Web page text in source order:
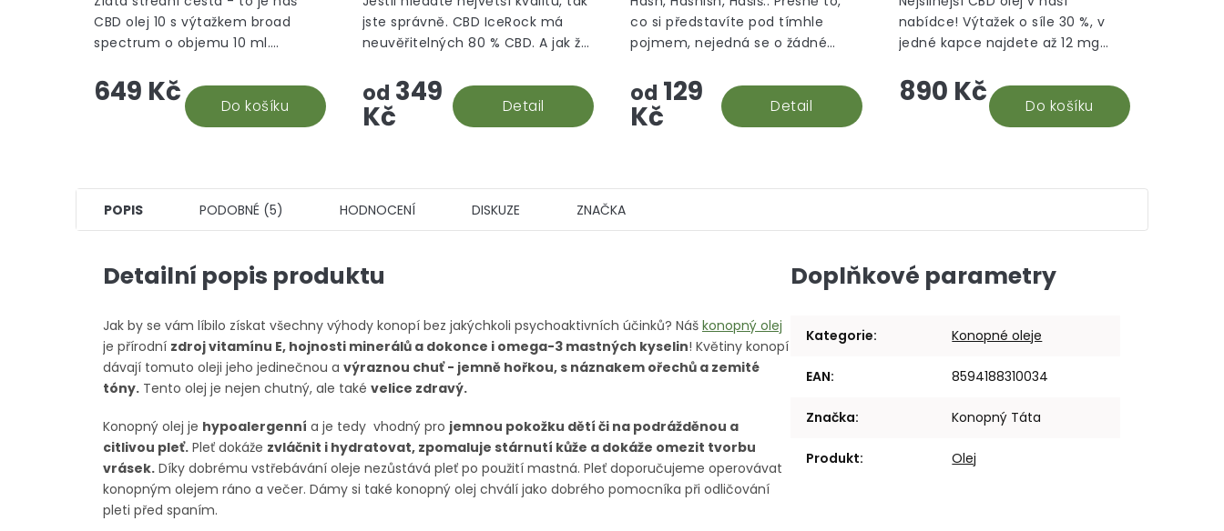
649 Kč Do košíku
CBD olej 10 s výtažkem broad
spectrum o objemu 10 ml.
stravy, který vám efektivně
pomůže. Snadná aplikace a...
hvězdiček.
od 349
Kč Detail
jste správně. CBD IceRock má
neuvěřitelných 80 % CBD. A jak že
ponoří do konopného extraktu,
který se následně...
hvězdiček.
od 129
Kč Detail
co si představíte pod tímhle
pojmem, nejedná se o žádné
prostě hašiš v jeho CBD podobě.
890 Kč Do košíku
nabídce! Výtažek o síle 30 %, v
jedné kapce najdete až 12 mg
stálých odběratelů 30% CBD oleje,
vyhodnocujeme tento...
POPIS PODOBNÉ (5) HODNOCENÍ DISKUZE ZNAČKA
Detailní popis produktu
Jak by se vám líbilo získat všechny výhody konopí bez jakýchkoli psychoaktivních účinků? Náš konopný olej
je přírodní zdroj vitamínu E, hojnosti minerálů a dokonce i omega-3 mastných kyselin! Květiny konopí
dávají tomuto oleji jeho jedinečnou a výraznou chuť - jemně hořkou, s náznakem ořechů a zemité
tóny. Tento olej je nejen chutný, ale také velice zdravý.
Konopný olej je hypoalergenní a je tedy vhodný pro jemnou pokožku dětí či na podrážděnou a
citlivou pleť. Pleť dokáže zvláčnit i hydratovat, zpomaluje stárnutí kůže a dokáže omezit tvorbu
vrásek. Díky dobrému vstřebávání oleje nezůstává pleť po použití mastná. Pleť doporučujeme operovávat
konopným olejem ráno a večer. Dámy si také konopný olej chválí jako dobrého pomocníka při odličování
pleti před spaním.
Doplňkové parametry
Kategorie: Konopné oleje
EAN: 8594188310034
Značka: Konopný Táta
Produkt: Olej